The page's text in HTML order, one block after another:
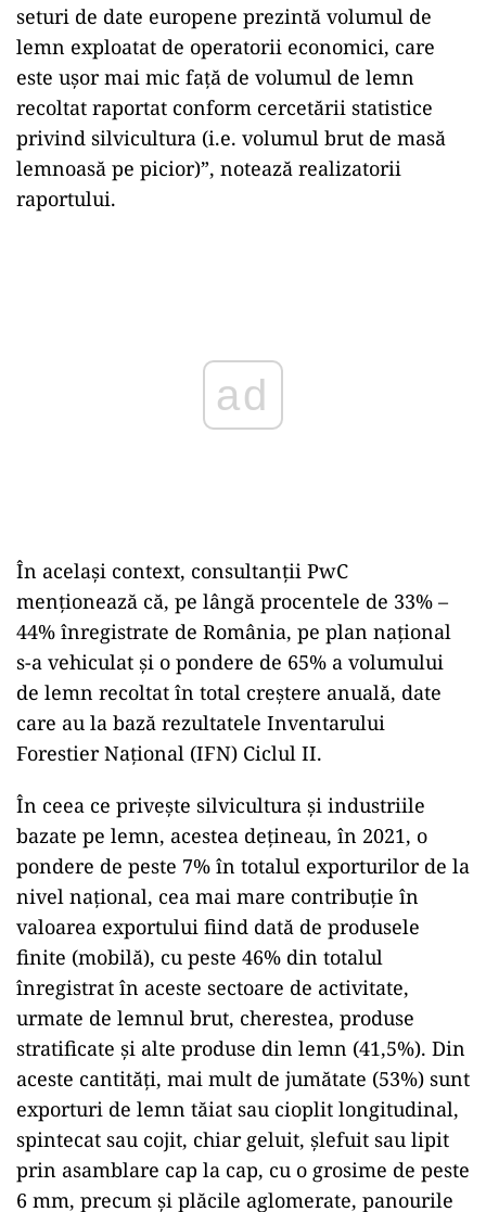
seturi de date europene prezintă volumul de
lemn exploatat de operatorii economici, care
este uşor mai mic faţă de volumul de lemn
recoltat raportat conform cercetării statistice
privind silvicultura (i.e. volumul brut de masă
lemnoasă pe picior)”, notează realizatorii
raportului.
În acelaşi context, consultanţii PwC
menţionează că, pe lângă procentele de 33% –
44% înregistrate de România, pe plan naţional
s-a vehiculat şi o pondere de 65% a volumului
de lemn recoltat în total creştere anuală, date
care au la bază rezultatele Inventarului
Forestier Naţional (IFN) Ciclul II.
În ceea ce priveşte silvicultura şi industriile
bazate pe lemn, acestea deţineau, în 2021, o
pondere de peste 7% în totalul exporturilor de la
nivel naţional, cea mai mare contribuţie în
valoarea exportului fiind dată de produsele
finite (mobilă), cu peste 46% din totalul
înregistrat în aceste sectoare de activitate,
urmate de lemnul brut, cherestea, produse
stratificate şi alte produse din lemn (41,5%). Din
aceste cantităţi, mai mult de jumătate (53%) sunt
exporturi de lemn tăiat sau cioplit longitudinal,
spintecat sau cojit, chiar geluit, şlefuit sau lipit
prin asamblare cap la cap, cu o grosime de peste
6 mm, precum şi plăcile aglomerate, panourile